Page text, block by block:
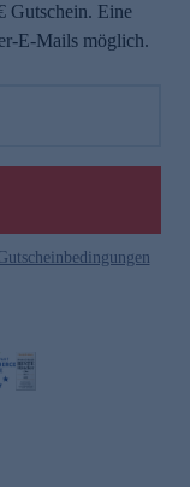
Gutschein. Eine
E-Mails möglich.